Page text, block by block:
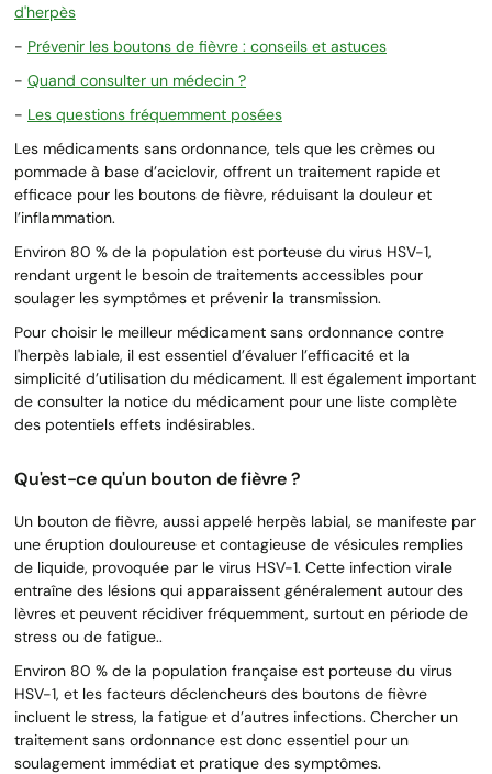
d'herpès
- Prévenir les boutons de fièvre : conseils et astuces
- Quand consulter un médecin ?
- Les questions fréquemment posées
Les médicaments sans ordonnance, tels que les crèmes ou
pommade à base d’aciclovir, offrent un traitement rapide et
efficace pour les boutons de fièvre, réduisant la douleur et
l’inflammation.
Environ 80 % de la population est porteuse du virus HSV-1,
rendant urgent le besoin de traitements accessibles pour
soulager les symptômes et prévenir la transmission.
Pour choisir le meilleur médicament sans ordonnance contre
l'herpès labiale, il est essentiel d’évaluer l’efficacité et la
simplicité d’utilisation du médicament. Il est également important
de consulter la notice du médicament pour une liste complète
des potentiels effets indésirables.
Qu'est-ce qu'un bouton de fièvre ?
Un bouton de fièvre, aussi appelé herpès labial, se manifeste par
une éruption douloureuse et contagieuse de vésicules remplies
de liquide, provoquée par le virus HSV-1. Cette infection virale
entraîne des lésions qui apparaissent généralement autour des
lèvres et peuvent récidiver fréquemment, surtout en période de
stress ou de fatigue..
Environ 80 % de la population française est porteuse du virus
HSV-1, et les facteurs déclencheurs des boutons de fièvre
incluent le stress, la fatigue et d’autres infections. Chercher un
traitement sans ordonnance est donc essentiel pour un
soulagement immédiat et pratique des symptômes.